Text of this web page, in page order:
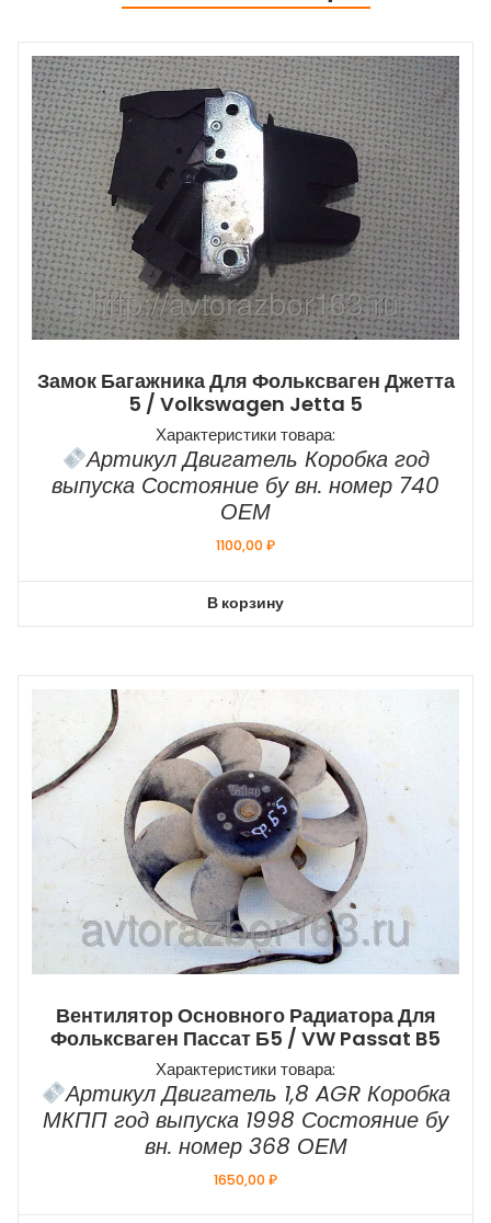
Замок Багажника Для Фольксваген Джетта
5 / Volkswagen Jetta 5
Характеристики товара:
Артикул Двигатель Коробка год
выпуска Состояние бу вн. номер 740
ОЕМ
1100,00₽
В корзину
Вентилятор Основного Радиатора Для
Фольксваген Пассат Б5 / VW Passat B5
Характеристики товара:
Артикул Двигатель 1,8 AGR Коробка
МКПП год выпуска 1998 Состояние бу
вн. номер 368 ОЕМ
1650,00₽